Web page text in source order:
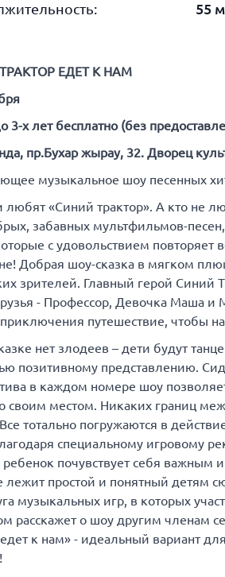
55
ЕДЕТ К НАМ
3-х лет бесплатно (без
пр.Бухар жырау, 32. Дворец
музыкальное шоу песенных
любят «Синий трактор». А кто не
забавных мультфильмов-
с удовольствием повторяет
Добрая шоу-сказка в мягком
зрителей. Главный герой Синий
- Профессор, Девочка Маша и
путешествие, чтобы
нет злодеев – дети будут
позитивному представлению.
в каждом номере шоу
своим местом. Никаких границ
тотально погружаются в
специальному игровому
почувствует себя важным
лежит простой и понятный детям
музыкальных игр, в которых
расскажет о шоу другим членам
едет к нам» - идеальный вариант